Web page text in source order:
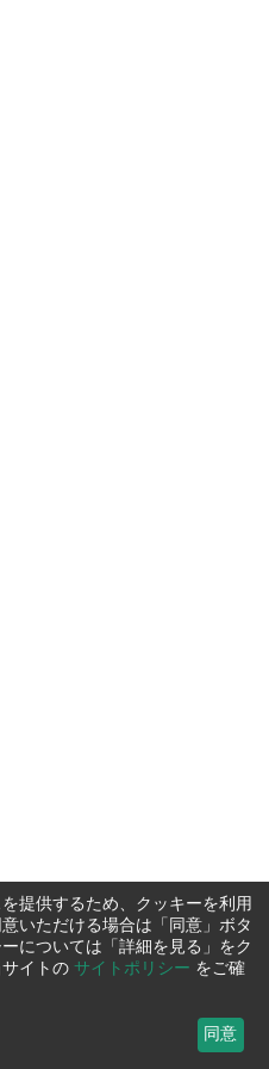
提供するため、クッキーを利用
いただける場合は「同意」ボタ
については「詳細を見る」をク
イトの サイトポリシー をご確
同意